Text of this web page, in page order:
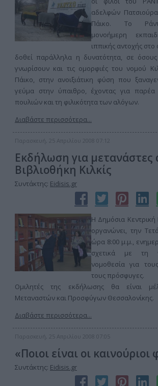
αδελφών
Πάικο. Το
μονοήμερη
ιππικής αντοχής
δοθεί παράλληλα η δυνατότητα, σε
γνωρίσουν και τις ομορφιές του νομού
Πάικο, στην ανοιξιάτικη φύση που
γεύμα στην ύπαιθρο, έχοντας για
πουλιών και τη φιλικότητα των αλόγων.
Διαβάστε περισσότερα...
Παρασκευή, 25 Απριλίου 2008 07:12
Εκδήλωση για μετανάστες
Βιβλιοθήκη Κιλκίς
Συντάκτης: Eidisis.gr
Η Δημόσια Κεντρική
οργανώνει, την
ώρα 8:00 μ.μ.,
σχετικά με τη
νομοθεσία για
τους πρόσφυγες.
Ομιλητές της εκδήλωσης θα είναι
Μεταναστών και Προσφύγων Θεσσαλονίκης.
Διαβάστε περισσότερα...
Παρασκευή, 25 Απριλίου 2008 07:05
«Ποιοι είναι οι καινούριοι
Συντάκτης: Eidisis.gr